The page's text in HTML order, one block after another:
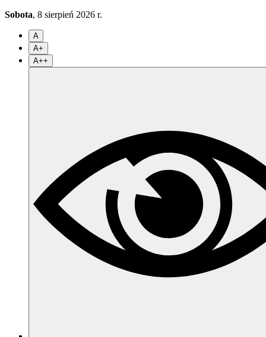
Sobota, 8 sierpień 2026 r.
A
A+
A++